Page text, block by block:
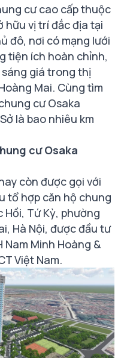
cư cao cấp thuộc
hữu vị trí đắc địa tại
đô, nơi có mạng lưới
tiện ích hoàn chỉnh,
sáng giá trong thị
Mai. Cùng tìm
cư Osaka
là bao nhiêu km
cư Osaka
còn được gọi với
tổ hợp căn hộ chung
Hồi, Tứ Kỳ, phường
Hà Nội, được đầu tư
Nam Minh Hoàng &
Việt Nam.